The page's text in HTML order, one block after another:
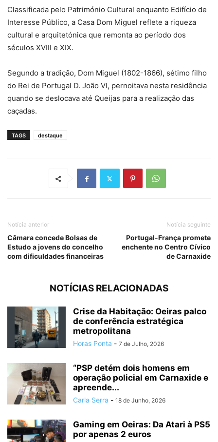
Classificada pelo Património Cultural enquanto Edifício de
Interesse Público, a Casa Dom Miguel reflete a riqueza
cultural e arquitetónica que remonta ao período dos
séculos XVIII e XIX.
Segundo a tradição, Dom Miguel (1802-1866), sétimo filho
do Rei de Portugal D. João VI, pernoitava nesta residência
quando se deslocava até Queijas para a realização das
caçadas.
TAGS destaque
Notícia anterior
Câmara concede Bolsas de
Estudo a jovens do concelho
com dificuldades financeiras
Notícia seguinte
Portugal-França promete
enchente no Centro Cívico
de Carnaxide
NOTÍCIAS RELACIONADAS
Crise da Habitação: Oeiras palco
de conferência estratégica
metropolitana
Horas Ponta - 7 de Julho, 2026
“PSP detém dois homens em
operação policial em Carnaxide e
apreende...
Carla Serra - 18 de Junho, 2026
Gaming em Oeiras: Da Atari à PS5
por apenas 2 euros